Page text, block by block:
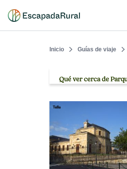
Inicio Guías de viaje
Qué ver cerca de
Telle